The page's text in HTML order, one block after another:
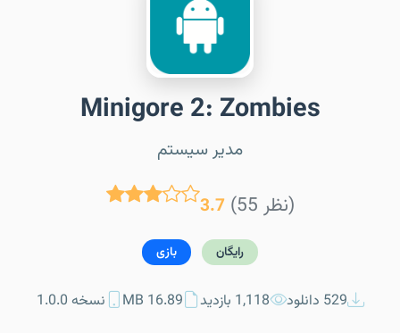
Minigore 2: Zombies
مدیر سیستم
3.7 (55 نظر)
رایگان بازی
529 دانلود 1,118 بازدید 16.89 MB نسخه 1.0.0